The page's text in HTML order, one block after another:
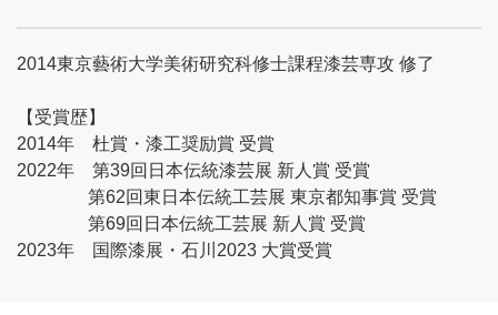
2014東京藝術大学美術研究科修士課程漆芸専攻 修了
【受賞歴】
2014年 杜賞・漆工奨励賞 受賞
2022年 第39回日本伝統漆芸展 新人賞 受賞
第62回東日本伝統工芸展 東京都知事賞 受賞
第69回日本伝統工芸展 新人賞 受賞
2023年 国際漆展・石川2023 大賞受賞